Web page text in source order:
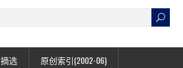
选 原创索引(2002-06)